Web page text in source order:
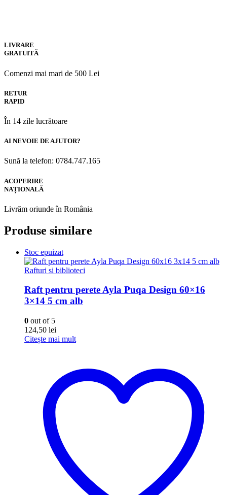
LIVRARE
GRATUITĂ
Comenzi mai mari de 500 Lei
RETUR
RAPID
În 14 zile lucrătoare
AI NEVOIE DE AJUTOR?
Sună la telefon: 0784.747.165
ACOPERIRE
NAȚIONALĂ
Livrăm oriunde în România
Produse similare
Stoc epuizat
Rafturi si biblioteci
Raft pentru perete Ayla Puqa Design 60×16
3×14 5 cm alb
0 out of 5
124,50 lei
Citește mai mult